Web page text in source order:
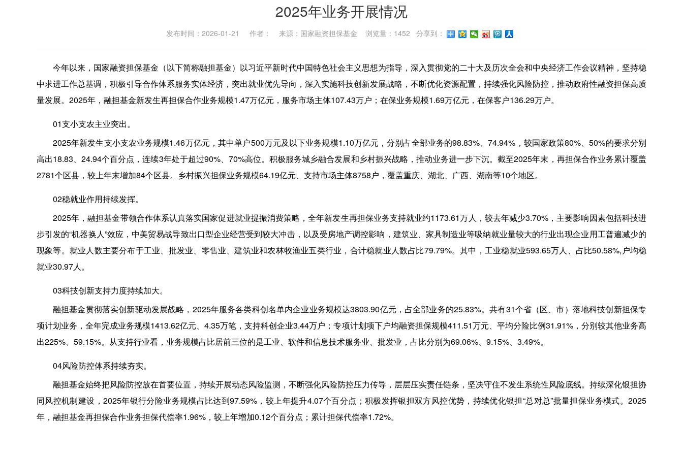
2025年业务开展情况
发布时间：2026-01-21 作者： 来源：国家融资担保基金 浏览量：1452 分享到：
今年以来，国家融资担保基金（以下简称融担基金）以习近平新时代中国特色社会主义思想为指导，深入贯彻党的二十大及历次全会和中央经济工作会议精神，坚持稳
中求进工作总基调，积极引导合作体系服务实体经济，突出就业优先导向，深入实施科技创新发展战略，不断优化资源配置，持续强化风险防控，推动政府性融资担保高质
量发展。2025年，融担基金新发生再担保合作业务规模1.47万亿元，服务市场主体107.43万户；在保业务规模1.69万亿元，在保客户136.29万户。
01支小支农主业突出。
2025年新发生支小支农业务规模1.46万亿元，其中单户500万元及以下业务规模1.10万亿元，分别占全部业务的98.83%、74.94%，较国家政策80%、50%的要求分别
高出18.83、24.94个百分点，连续3年处于超过90%、70%高位。积极服务城乡融合发展和乡村振兴战略，推动业务进一步下沉。截至2025年末，再担保合作业务累计覆盖
2781个区县，较上年末增加84个区县。乡村振兴担保业务规模64.19亿元、支持市场主体8758户，覆盖重庆、湖北、广西、湖南等10个地区。
02稳就业作用持续发挥。
2025年，融担基金带领合作体系认真落实国家促进就业提振消费策略，全年新发生再担保业务支持就业约1173.61万人，较去年减少3.70%，主要影响因素包括科技进
步引发的“机器换人”效应，中美贸易战导致出口型企业经营受到较大冲击，以及受房地产调控影响，建筑业、家具制造业等吸纳就业量较大的行业出现企业用工普遍减少的
现象等。就业人数主要分布于工业、批发业、零售业、建筑业和农林牧渔业五类行业，合计稳就业人数占比79.79%。其中，工业稳就业593.65万人、占比50.58%,户均稳
就业30.97人。
03科技创新支持力度持续加大。
融担基金贯彻落实创新驱动发展战略，2025年服务各类科创名单内企业业务规模达3803.90亿元，占全部业务的25.83%。共有31个省（区、市）落地科技创新担保专
项计划业务，全年完成业务规模1413.62亿元、4.35万笔，支持科创企业3.44万户；专项计划项下户均融资担保规模411.51万元、平均分险比例31.91%，分别较其他业务高
出225%、59.15%。从支持行业看，业务规模占比居前三位的是工业、软件和信息技术服务业、批发业，占比分别为69.06%、9.15%、3.49%。
04风险防控体系持续夯实。
融担基金始终把风险防控放在首要位置，持续开展动态风险监测，不断强化风险防控压力传导，层层压实责任链条，坚决守住不发生系统性风险底线。持续深化银担协
同风控机制建设，2025年银行分险业务规模占比达到97.59%，较上年提升4.07个百分点；积极发挥银担双方风控优势，持续优化银担“总对总”批量担保业务模式。2025
年，融担基金再担保合作业务担保代偿率1.96%，较上年增加0.12个百分点；累计担保代偿率1.72%。